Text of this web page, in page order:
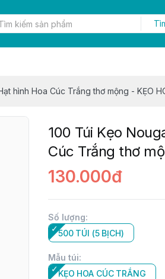
hình Hoa Cúc Trắng thơ mộng - KẸO
100 Túi Kẹo
Cúc Trắng thơ
130.000đ
Số lượng:
500 TÚI (5 BỊCH)
Mẫu túi:
KẸO HOA CÚC TRẮNG